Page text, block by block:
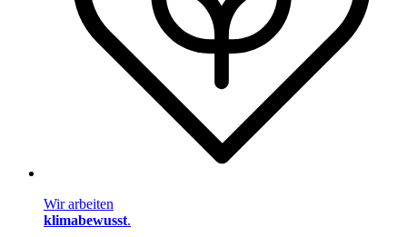
Wir arbeiten
klimabewusst.